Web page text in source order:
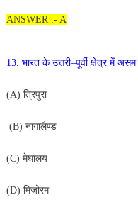
ANSWER :- A
13. भारत के उत्तरी–पूर्वी क्षेत्र में असम
(A) त्रिपुरा
(B) नागालैण्ड
(C) मेघालय
(D) मिजोरम